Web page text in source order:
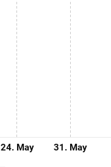
24. May 31. May